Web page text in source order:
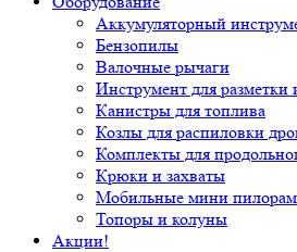
Аккумуляторный
Бензопилы
Валочные рычаги
Инструмент для разметки
Канистры для топлива
Козлы для распиловки
Комплекты для
Крюки и захваты
Мобильные мини
Топоры и колуны
Акции!